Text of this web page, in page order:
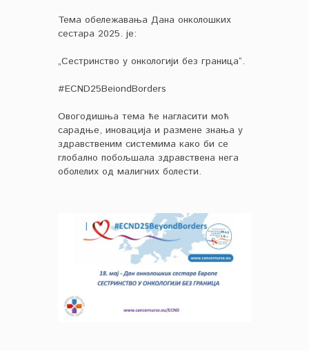
Тема обележавања Дана онколошких
сестара 2025. је:
„Сестринство у онкологији без граница“.
#ECND25BeiondBorders
Овогодишња тема ће нагласити моћ
сарадње, иновација и размене знања у
здравственим системима како би се
глобално побољшала здравствена нега
оболелих од малигних болести.